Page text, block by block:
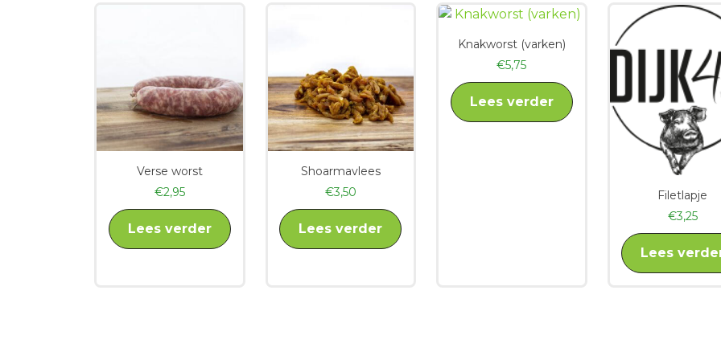
Verse worst
€2,95
Lees verder
Shoarmavlees
€3,50
Lees verder
Knakworst (varken)
€5,75
Lees verder
Filetlapje
€3,25
Lees